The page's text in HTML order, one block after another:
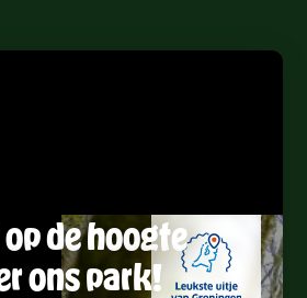
de hoogte
ons park!